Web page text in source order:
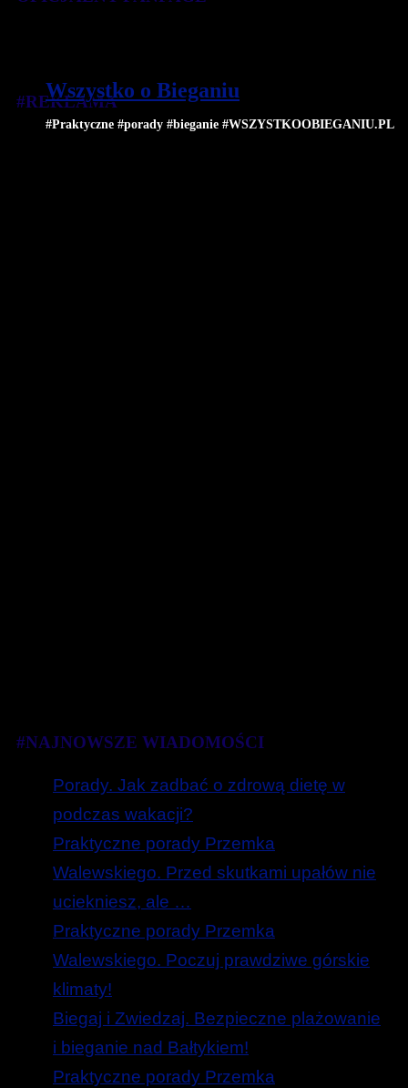
Wszystko o Bieganiu
#Praktyczne #porady #bieganie #WSZYSTKOOBIEGANIU.PL
#REKLAMA
#NAJNOWSZE WIADOMOŚCI
Porady. Jak zadbać o zdrową dietę w
podczas wakacji?
Praktyczne porady Przemka
Walewskiego. Przed skutkami upałów nie
uciekniesz, ale …
Praktyczne porady Przemka
Walewskiego. Poczuj prawdziwe górskie
klimaty!
Biegaj i Zwiedzaj. Bezpieczne plażowanie
i bieganie nad Bałtykiem!
Praktyczne porady Przemka